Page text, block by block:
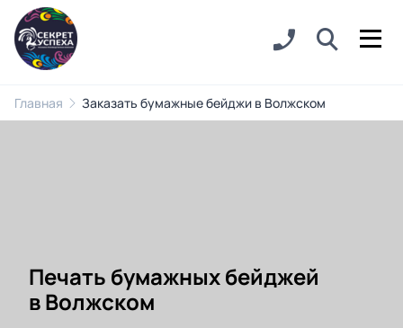
Главная Заказать бумажные бейджи в Волжском
Печать бумажных бейджей
в Волжском